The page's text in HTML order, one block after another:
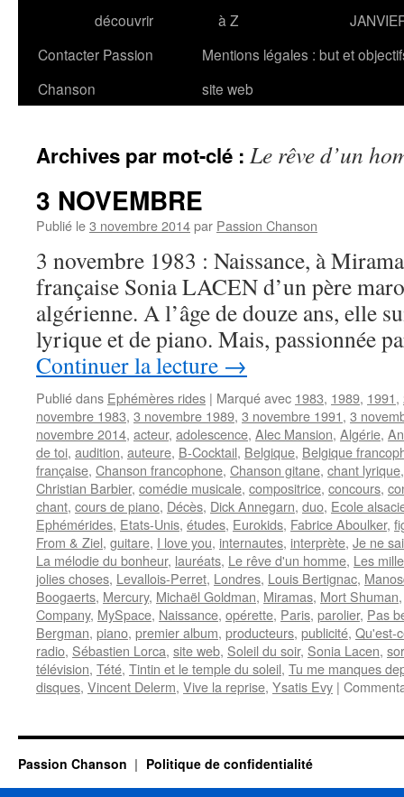
découvrir
à Z
Contacter Passion
Chanson
Mentions légales : but et
site web
Archives par mot-clé : Le rêve d’un
3 NOVEMBRE
Publié le3 novembre 2014par Passion Chanson
3 novembre 1983 : Naissance, à
française Sonia LACEN d’un père
algérienne. A l’âge de douze ans, elle
lyrique et de piano. Mais, passionnée
Continuer la lecture →
Publié dans Ephémères rides | Marqué avec 1983, 1989, 1991,
novembre 1983, 3 novembre 1989, 3 novembre 1991, 3
novembre 2014, acteur, adolescence, Alec Mansion, Algérie,
de toi, audition, auteure, B-Cocktail, Belgique, Belgique
française, Chanson francophone, Chanson gitane, chant lyrique
Christian Barbier, comédie musicale, compositrice, concours,
chant, cours de piano, Décès, Dick Annegarn, duo, Ecole
Ephémérides, Etats-Unis, études, Eurokids, Fabrice Aboulker,
From & Ziel, guitare, I love you, internautes, interprète, Je ne
La mélodie du bonheur, lauréats, Le rêve d'un homme, Les
jolies choses, Levallois-Perret, Londres, Louis Bertignac,
Boogaerts, Mercury, Michaël Goldman, Miramas, Mort Shuman
Company, MySpace, Naissance, opérette, Paris, parolier, Pas
Bergman, piano, premier album, producteurs, publicité, Qu'est-
radio, Sébastien Lorca, site web, Soleil du soir, Sonia Lacen,
télévision, Tété, Tintin et le temple du soleil, Tu me manques
disques, Vincent Delerm, Vive la reprise, Ysatis Evy |
Passion Chanson Politique de confidentialité